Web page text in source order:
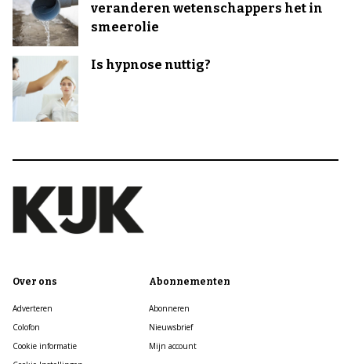
veranderen wetenschappers het in
smeerolie
Is hypnose nuttig?
Over ons
Adverteren
Colofon
Cookie informatie
Abonnementen
Abonneren
Nieuwsbrief
Mijn account